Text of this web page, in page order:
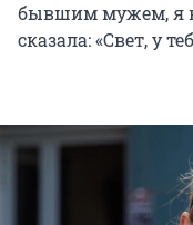
бывшим мужем, я
сказала: «Свет, у